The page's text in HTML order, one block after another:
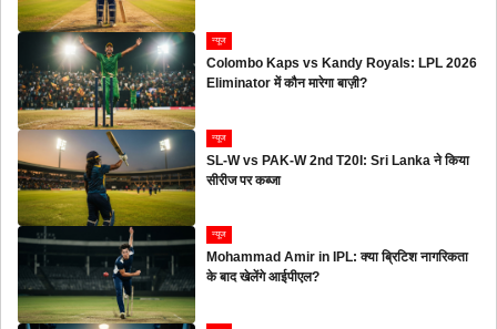
न्यूज
Colombo Kaps vs Kandy Royals: LPL 2026
Eliminator में कौन मारेगा बाज़ी?
न्यूज
SL-W vs PAK-W 2nd T20I: Sri Lanka ने किया
सीरीज पर कब्जा
न्यूज
Mohammad Amir in IPL: क्या ब्रिटिश नागरिकता
के बाद खेलेंगे आईपीएल?